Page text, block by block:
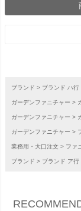
ブランド ブランド ハ行
ガーデンファニチャー
ガーデンファニチャー
ガーデンファニチャー
業務用・大口注文 ファ
ブランド ブランド ア行